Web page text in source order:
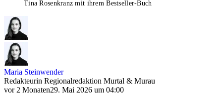
Tina Rosenkranz mit ihrem Bestseller-Buch
Maria Steinwender
Redakteurin Regionalredaktion Murtal & Murau
vor 2 Monaten29. Mai 2026 um 04:00